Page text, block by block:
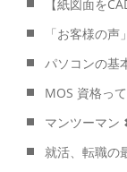
【紙図面を
「お客様の
パソコンの基
MOS 資格っ
マンツーマン
就活、転職の